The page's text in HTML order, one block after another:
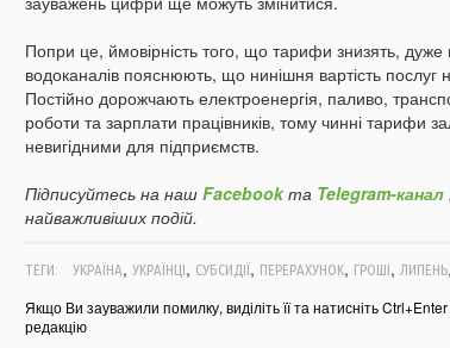
Попри це, ймовірність того, що тарифи знизять,
водоканалів пояснюють, що нинішня вартість послуг
Постійно дорожчають електроенергія, паливо,
роботи та зарплати працівників, тому чинні тарифи
невигідними для підприємств.
Підписуйтесь на наш Facebookта Telegram-канал
найважливіших подій.
ТЕГИ: УКРАЇНА, УКРАЇНЦІ, СУБСИДІЇ, ПЕРЕРАХУНОК, ГРОШІ, ЛИПЕНЬ,
Якщо Ви зауважили помилку, виділіть її та натисніть
редакцію